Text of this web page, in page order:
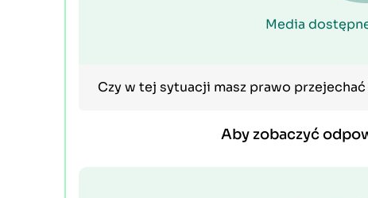
Media
Czy w tej sytuacji masz prawo
Aby zobaczyć